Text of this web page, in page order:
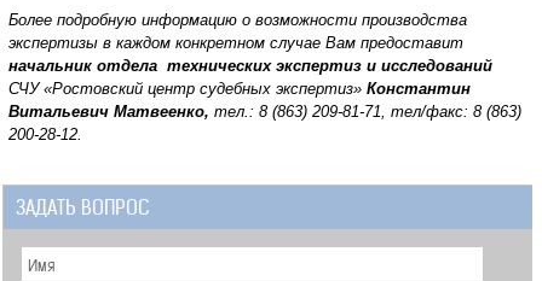
Более подробную информацию о возможности производства
экспертизы в каждом конкретном случае Вам предоставит
начальник отдела технических экспертиз и исследований
СЧУ «Ростовский центр судебных экспертиз» Константин
Витальевич Матвеенко, тел.: 8 (863) 209-81-71, тел/факс: 8 (863)
200-28-12.
ЗАДАТЬ ВОПРОС